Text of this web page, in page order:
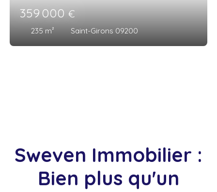
359 000€
235 m² Saint-Girons 09200
Sweven Immobilier :
Bien plus qu'un